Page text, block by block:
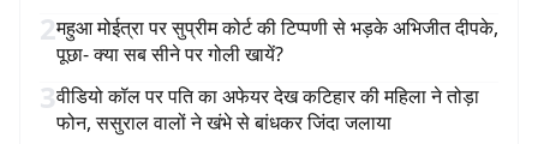
2महुआ मोईत्रा पर सुप्रीम कोर्ट की टिप्पणी से भड़के अभिजीत दीपके,
पूछा- क्या सब सीने पर गोली खायें?
3वीडियो कॉल पर पति का अफेयर देख कटिहार की महिला ने तोड़ा
फोन, ससुराल वालों ने खंभे से बांधकर जिंदा जलाया